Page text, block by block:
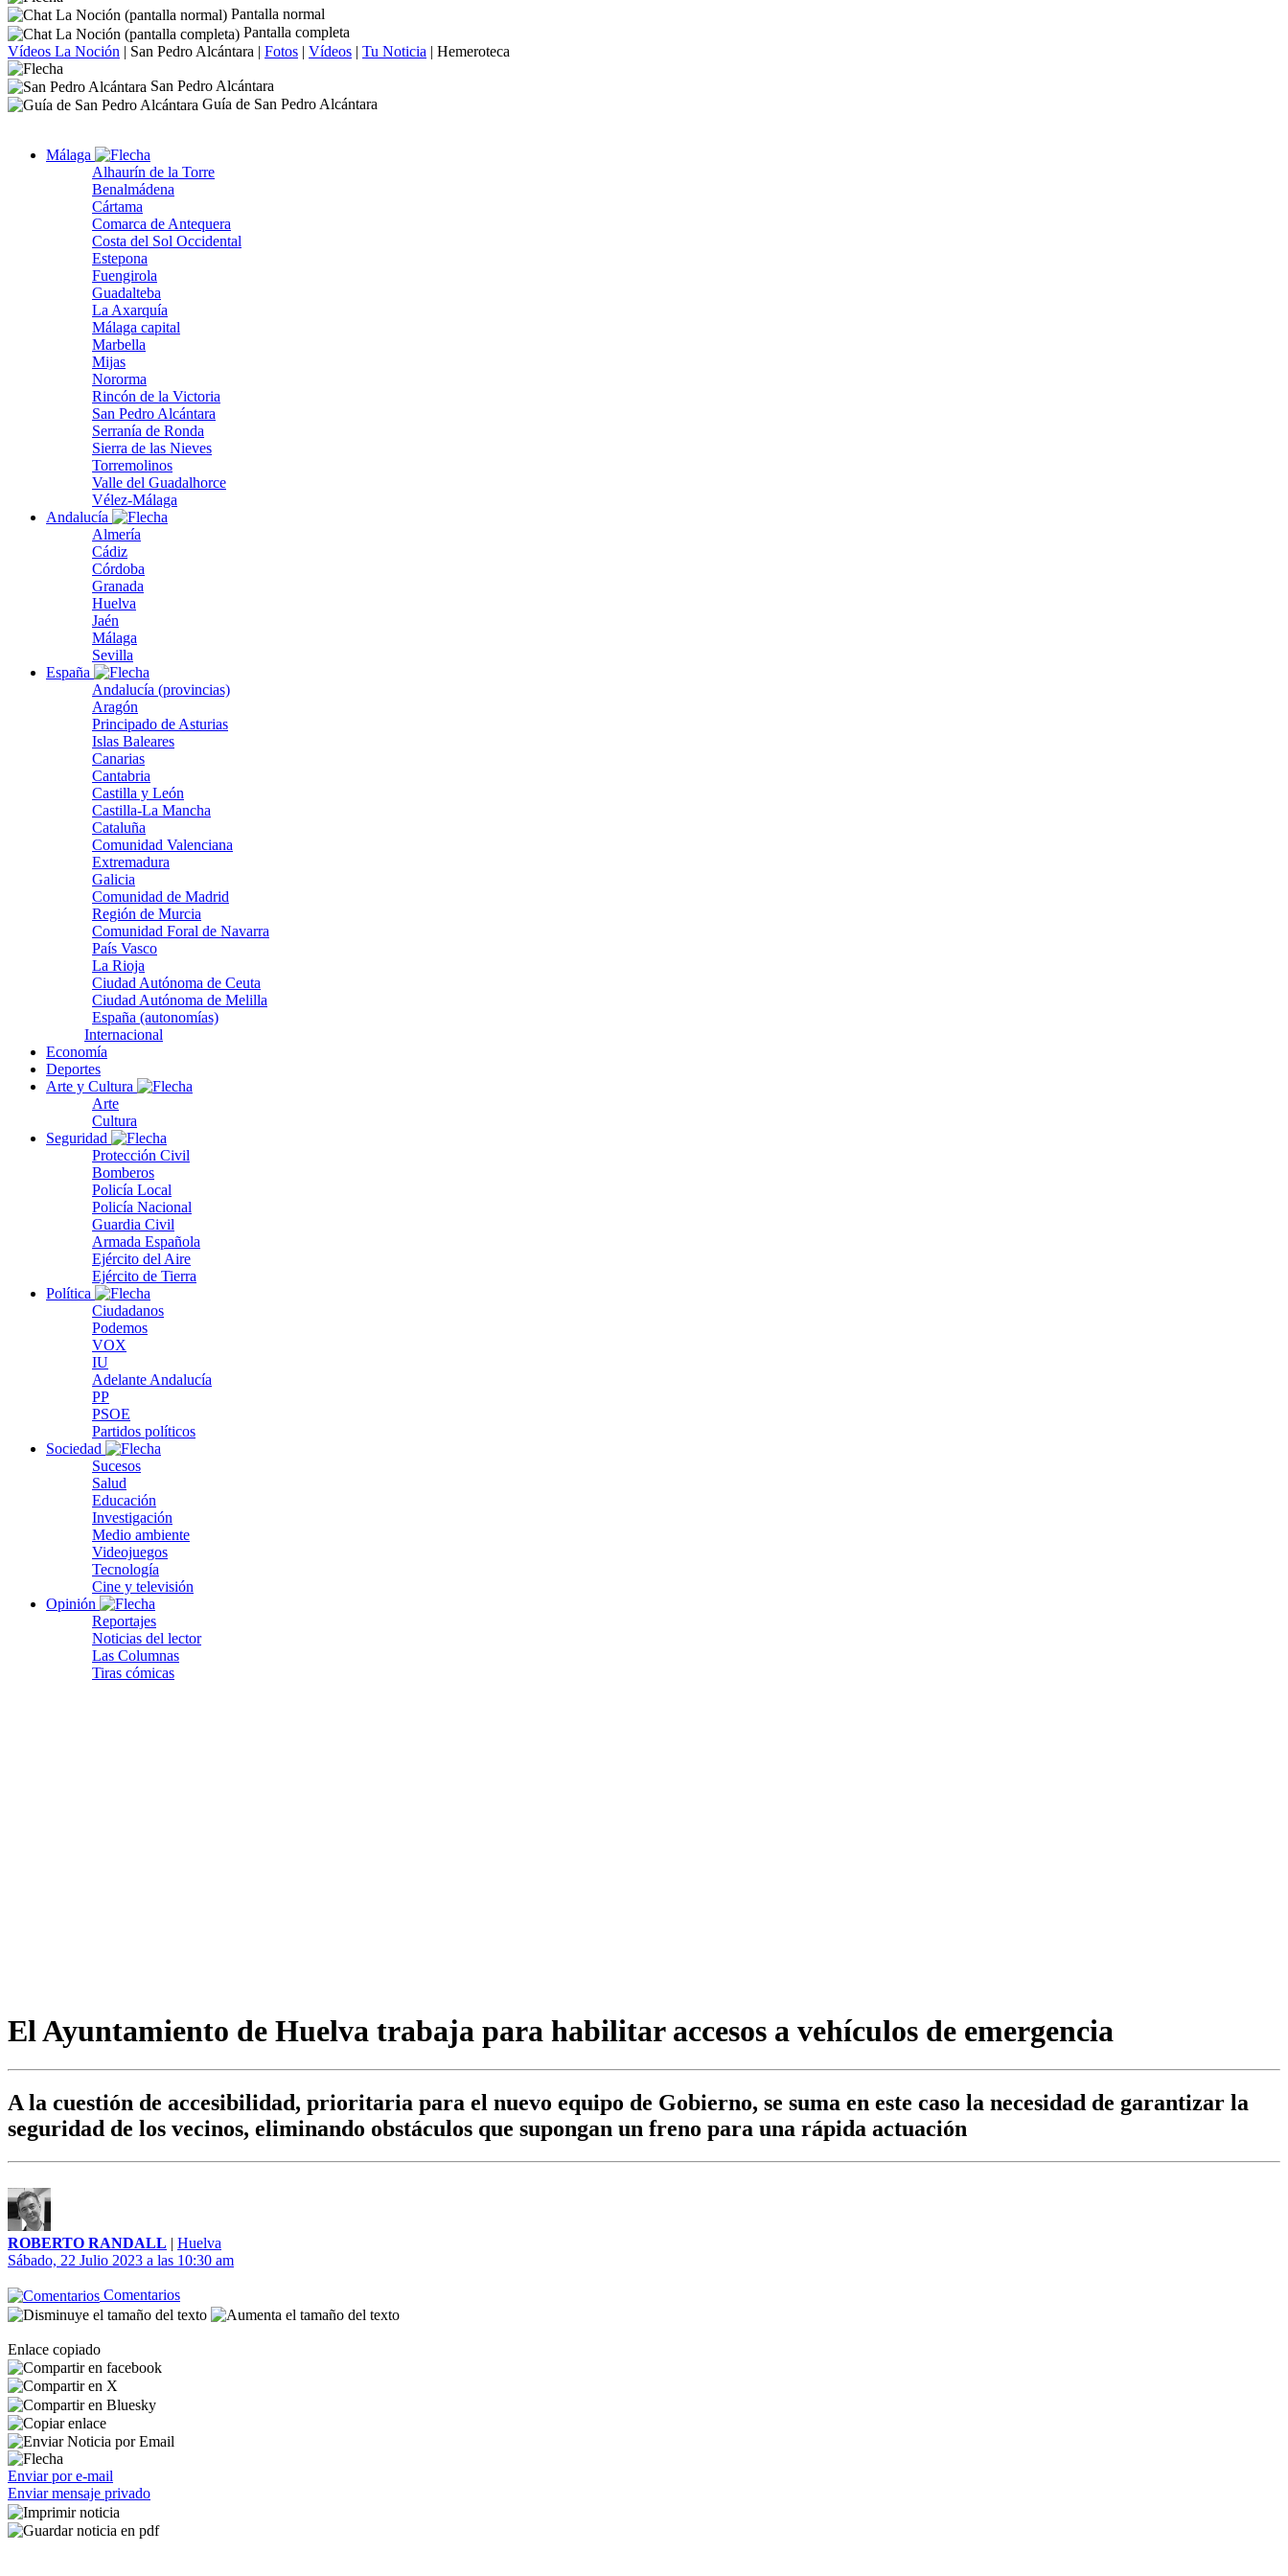
Pantalla normal
Pantalla completa
Vídeos La Noción | San Pedro Alcántara | Fotos | Vídeos | Tu Noticia | Hemeroteca
San Pedro Alcántara
Guía de San Pedro Alcántara
Málaga
Alhaurín de la Torre
Benalmádena
Cártama
Comarca de Antequera
Costa del Sol Occidental
Estepona
Fuengirola
Guadalteba
La Axarquía
Málaga capital
Marbella
Mijas
Nororma
Rincón de la Victoria
San Pedro Alcántara
Serranía de Ronda
Sierra de las Nieves
Torremolinos
Valle del Guadalhorce
Vélez-Málaga
Andalucía
Almería
Cádiz
Córdoba
Granada
Huelva
Jaén
Málaga
Sevilla
España
Andalucía (provincias)
Aragón
Principado de Asturias
Islas Baleares
Canarias
Cantabria
Castilla y León
Castilla-La Mancha
Cataluña
Comunidad Valenciana
Extremadura
Galicia
Comunidad de Madrid
Región de Murcia
Comunidad Foral de Navarra
País Vasco
La Rioja
Ciudad Autónoma de Ceuta
Ciudad Autónoma de Melilla
España (autonomías)
Internacional
Economía
Deportes
Arte y Cultura
Arte
Cultura
Seguridad
Protección Civil
Bomberos
Policía Local
Policía Nacional
Guardia Civil
Armada Española
Ejército del Aire
Ejército de Tierra
Política
Ciudadanos
Podemos
VOX
IU
Adelante Andalucía
PP
PSOE
Partidos políticos
Sociedad
Sucesos
Salud
Educación
Investigación
Medio ambiente
Videojuegos
Tecnología
Cine y televisión
Opinión
Reportajes
Noticias del lector
Las Columnas
Tiras cómicas
El Ayuntamiento de Huelva trabaja para habilitar accesos a vehículos de emergencia
A la cuestión de accesibilidad, prioritaria para el nuevo equipo de Gobierno, se suma en este caso la necesidad de garantizar la
seguridad de los vecinos, eliminando obstáculos que supongan un freno para una rápida actuación
ROBERTO RANDALL | Huelva
Sábado, 22 Julio 2023 a las 10:30 am
Comentarios
Enlace copiado
Enviar por e-mail
Enviar mensaje privado